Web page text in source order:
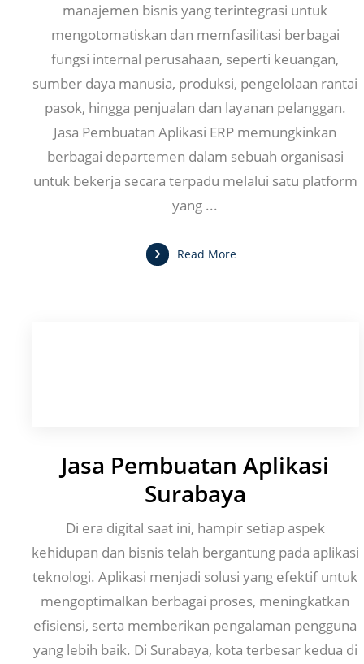
manajemen bisnis yang terintegrasi untuk
mengotomatiskan dan memfasilitasi berbagai
fungsi internal perusahaan, seperti keuangan,
sumber daya manusia, produksi, pengelolaan rantai
pasok, hingga penjualan dan layanan pelanggan.
Jasa Pembuatan Aplikasi ERP memungkinkan
berbagai departemen dalam sebuah organisasi
untuk bekerja secara terpadu melalui satu platform
yang ...
Read More
Jasa Pembuatan Aplikasi
Surabaya
Di era digital saat ini, hampir setiap aspek
kehidupan dan bisnis telah bergantung pada aplikasi
teknologi. Aplikasi menjadi solusi yang efektif untuk
mengoptimalkan berbagai proses, meningkatkan
efisiensi, serta memberikan pengalaman pengguna
yang lebih baik. Di Surabaya, kota terbesar kedua di